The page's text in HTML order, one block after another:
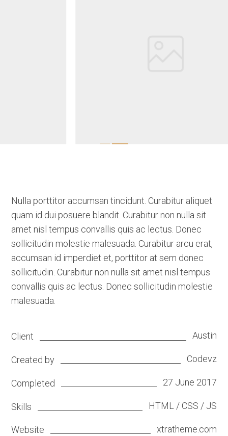
Nulla porttitor accumsan tincidunt. Curabitur aliquet
quam id dui posuere blandit. Curabitur non nulla sit
amet nisl tempus convallis quis ac lectus. Donec
sollicitudin molestie malesuada. Curabitur arcu erat,
accumsan id imperdiet et, porttitor at sem donec
sollicitudin. Curabitur non nulla sit amet nisl tempus
convallis quis ac lectus. Donec sollicitudin molestie
malesuada.
Client Austin
Created by Codevz
Completed 27 June 2017
Skills HTML / CSS / JS
Website xtratheme.com